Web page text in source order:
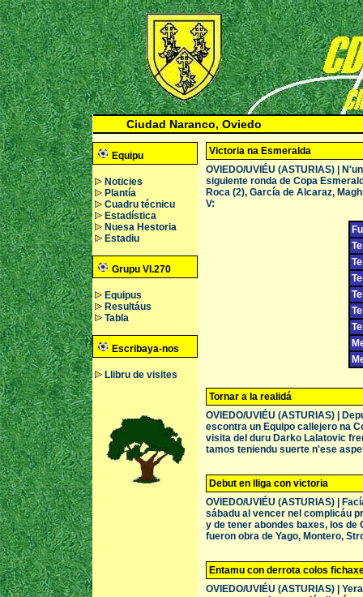
Ciudad Naranco, Oviedo
Equipu
Noticies
Plantía
Cuadru técnicu
Estadística
Nuesa Hestoria
Estadiu
Grupu VI.270
Equipus
Resultáus
Tabla
Escribaya-nos
Llibru de visites
Victoria na Esmeralda
OVIEDO/UVIÉU (ASTURIAS) |
siguiente ronda de Copa
Roca (2), García de Alcaraz,
V:
Tornar a la realidá
OVIEDO/UVIÉU (ASTURIAS) |
escontra un Equipo callejero na
visita del duru Darko Lalatovic
tamos teniendu suerte n'ese
Debut en lliga con victoria
OVIEDO/UVIÉU (ASTURIAS) |
sábadu al vencer nel complicáu
y de tener abondes baxes, los
fueron obra de Yago, Montero,
Entamu con derrota colos
OVIEDO/UVIÉU (ASTURIAS) |